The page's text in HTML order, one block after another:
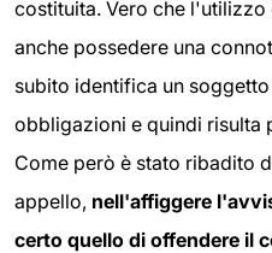
costituita. Vero che
anche possedere una
subito identifica un
obbligazioni e quindi risulta
Come però è stato ribadito
appello, nell'affiggere
certo quello di offendere il